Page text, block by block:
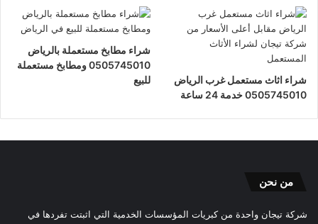
شراء اثاث مستعمل غرب الرياض
0505745010 خدمة 24 ساعة
شراء مطابخ مستعملة بالرياض
0505745010 ومطابخ مستعملة
للبيع
من نحن
شركة تيجان واحدة من كبريات المؤسسات الخدمية التي اثبتت تفردها في